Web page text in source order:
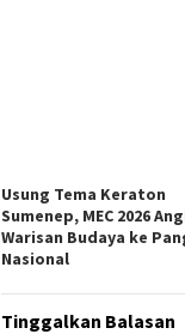
Usung Tema Keraton
Sumenep, MEC 2026
Warisan Budaya ke
Nasional
Tinggalkan Balasan